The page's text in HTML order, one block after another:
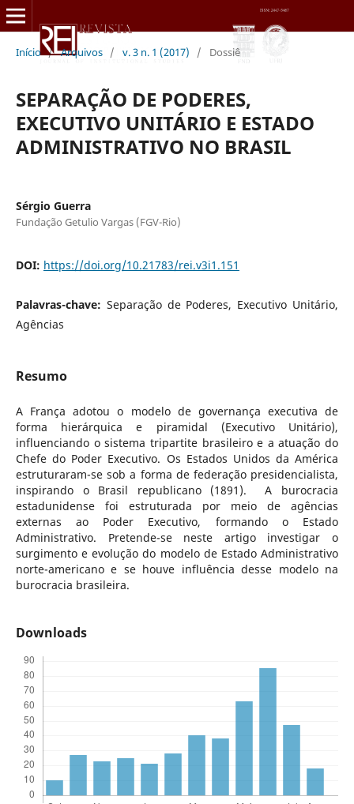
Início / Arquivos / v. 3 n. 1 (2017) / Dossiê
SEPARAÇÃO DE PODERES,
EXECUTIVO UNITÁRIO E ESTADO
ADMINISTRATIVO NO BRASIL
Sérgio Guerra
Fundação Getulio Vargas (FGV-Rio)
DOI: https://doi.org/10.21783/rei.v3i1.151
Palavras-chave: Separação de Poderes, Executivo Unitário,
Agências
Resumo
A França adotou o modelo de governança executiva de
forma hierárquica e piramidal (Executivo Unitário),
influenciando o sistema tripartite brasileiro e a atuação do
Chefe do Poder Executivo. Os Estados Unidos da América
estruturaram-se sob a forma de federação presidencialista,
inspirando o Brasil republicano (1891). A burocracia
estadunidense foi estruturada por meio de agências
externas ao Poder Executivo, formando o Estado
Administrativo. Pretende-se neste artigo investigar o
surgimento e evolução do modelo de Estado Administrativo
norte-americano e se houve influência desse modelo na
burocracia brasileira.
Downloads